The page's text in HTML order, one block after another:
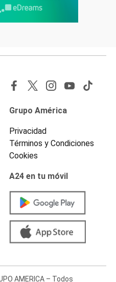
Grupo América
Privacidad
Términos y Condiciones
Cookies
A24 en tu móvil
AMERICA – Todos